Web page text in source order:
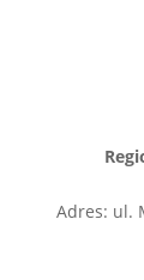
Adres: ul.